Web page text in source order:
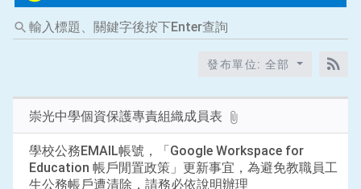
輸
入
發布單位: 全部
崇光中學個資保護專責組織成員表
學校公務EMAIL帳號，「Google Workspace for
Education 帳戶閒置政策」更新事宜，為避免教職員工
生公務帳戶遭清除，請務必依說明辦理